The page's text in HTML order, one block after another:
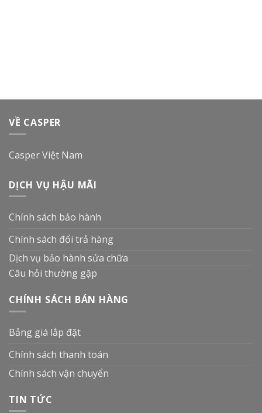
VỀ CASPER
Casper Việt Nam
DỊCH VỤ HẬU MÃI
Chính sách bảo hành
Chính sách đổi trả hàng
Dịch vụ bảo hành sửa chữa
Câu hỏi thường gặp
CHÍNH SÁCH BÁN HÀNG
Bảng giá lắp đặt
Chính sách thanh toán
Chính sách vận chuyển
TIN TỨC